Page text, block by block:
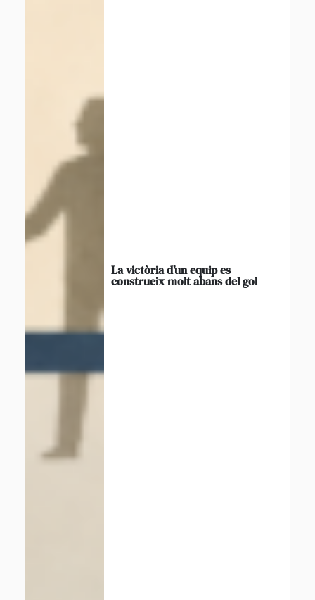
La victòria d’un equip es
construeix molt abans del gol